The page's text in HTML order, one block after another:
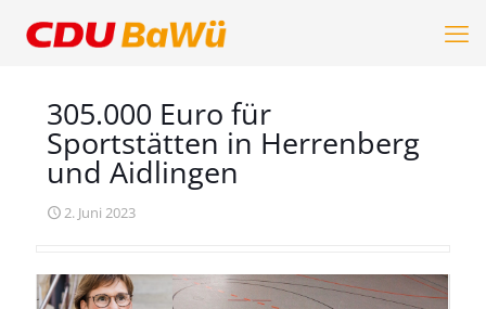
305.000 Euro für
Sportstätten in Herrenberg
und Aidlingen
2. Juni 2023